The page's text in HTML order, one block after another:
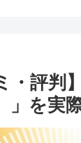
・評
」を実